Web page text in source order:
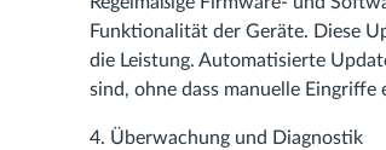
Funktionalität der Geräte. Diese
die Leistung. Automatisierte
sind, ohne dass manuelle Eingriffe
4. Überwachung und Diagnostik